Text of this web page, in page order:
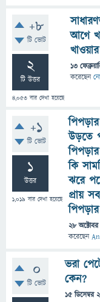
+8
টি ভোট
2
টি উত্তর
4,053 বার দেখা হয়েছে
আগে
13
করেছেন
+1
টি ভোট
1
উত্তর
1,019 বার দেখা হয়েছে
উড়তে
কি
ঝরে
প্রায়
28
করেছেন
0
টি ভোট
ভরা
কেন?
15 ডিসেম্বর